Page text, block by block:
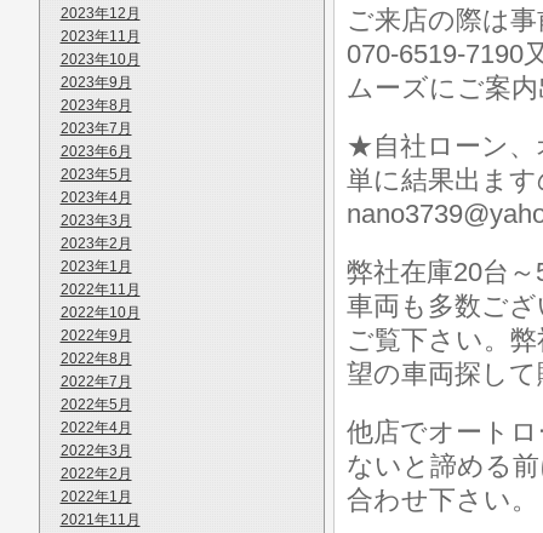
2023年12月
2023年11月
2023年10月
2023年9月
2023年8月
2023年7月
2023年6月
2023年5月
2023年4月
2023年3月
2023年2月
2023年1月
2022年11月
2022年10月
2022年9月
2022年8月
2022年7月
2022年5月
2022年4月
2022年3月
2022年2月
2022年1月
2021年11月
ご来店の際は
070-6519-7190
ムーズにご案
★自社ローン、
単に結果出ま
弊社在庫20台
車両も多数ご
ご覧下さい。
望の車両探し
他店でオート
ないと諦める
合わせ下さい。